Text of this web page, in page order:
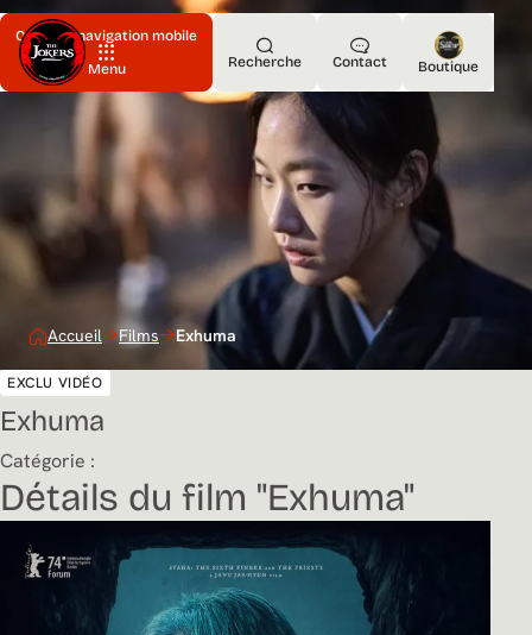
Ouvrir la navigation mobile
Menu
Recherche Contact Boutique
Exhuma
Catégorie :
EXCLU VIDÉO
Accueil Films Exhuma
Détails du film "Exhuma"